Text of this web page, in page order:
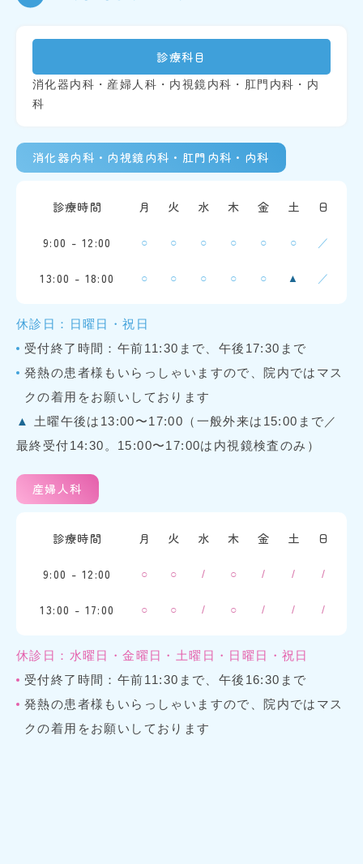
診療科目
消化器内科・産婦人科・内視鏡内科・肛門内科・内
科
消化器内科・内視鏡内科・肛門内科・内科
診療時間 月 火 水 木 金 土 日
9:00 - 12:00 ○ ○ ○ ○ ○ ○ ／
13:00 - 18:00 ○ ○ ○ ○ ○ ▲ ／
休診日：日曜日・祝日
受付終了時間：午前11:30まで、午後17:30まで
発熱の患者様もいらっしゃいますので、院内ではマス
クの着用をお願いしております
▲
土曜午後は13:00〜17:00（一般外来は15:00まで／
最終受付14:30。15:00〜17:00は内視鏡検査のみ）
産婦人科
診療時間 月 火 水 木 金 土 日
9:00 - 12:00 ○ ○ / ○ / / /
13:00 - 17:00 ○ ○ / ○ / / /
休診日：水曜日・金曜日・土曜日・日曜日・祝日
受付終了時間：午前11:30まで、午後16:30まで
発熱の患者様もいらっしゃいますので、院内ではマス
クの着用をお願いしております